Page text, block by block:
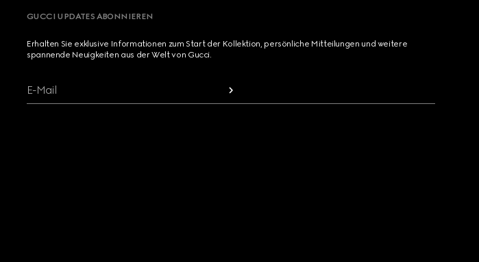
GUCCI UPDATES ABONNIEREN
Erhalten Sie exklusive Informationen zum Start der Kollektion, persönliche Mitteilungen und weitere
spannende Neuigkeiten aus der Welt von Gucci.
E-Mail